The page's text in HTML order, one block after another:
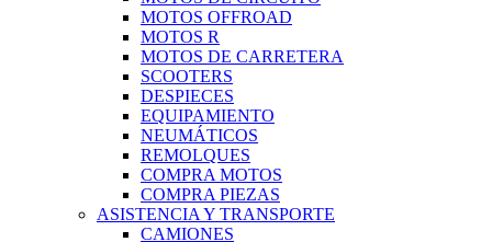
MOTOS OFFROAD
MOTOS R
MOTOS DE CARRETERA
SCOOTERS
DESPIECES
EQUIPAMIENTO
NEUMÁTICOS
REMOLQUES
COMPRA MOTOS
COMPRA PIEZAS
ASISTENCIA Y TRANSPORTE
CAMIONES